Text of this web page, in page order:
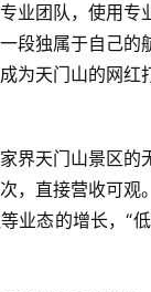
业团队，使用专
段独属于自己的
为天门山的网红
界天门山景区的
，直接营收可观
业态的增长，“